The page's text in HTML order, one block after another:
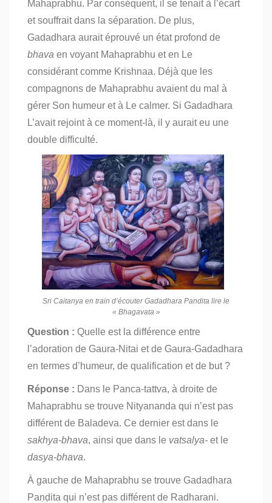
Mahaprabhu. Par conséquent, il se tenait à l’écart
et souffrait dans la séparation. De plus,
Gadadhara aurait éprouvé un état profond de
bhava en voyant Mahaprabhu et en Le
considérant comme Krishnaa. Déjà que les
compagnons de Mahaprabhu avaient du mal à
gérer Son humeur et à Le calmer. Si Gadadhara
L’avait rejoint à ce moment-là, il y aurait eu une
double difficulté.
Sri Caitanya en train d’écouter Gadadhara Pandita lire le
« Bhagavata »
Question : Quelle est la différence entre
l’adoration de Gaura-Nitai et de Gaura-Gadadhara
en termes d’humeur, de qualification et de but ?
Réponse : Dans le Panca-tattva, à droite de
Mahaprabhu se trouve Nityananda qui n’est pas
différent de Baladeva. Ce dernier est dans le
sakhya-bhava, ainsi que dans le vatsalya- et le
dasya-bhava.
À gauche de Mahaprabhu se trouve Gadadhara
Paṇḍita qui n’est pas différent de Radharani.